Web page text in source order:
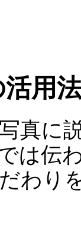
用
真に
は伝
わり